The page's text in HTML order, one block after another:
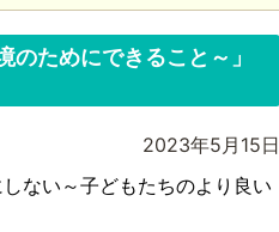
ためにできること～」
2023年5月15日
ない～子どもたちのより良い